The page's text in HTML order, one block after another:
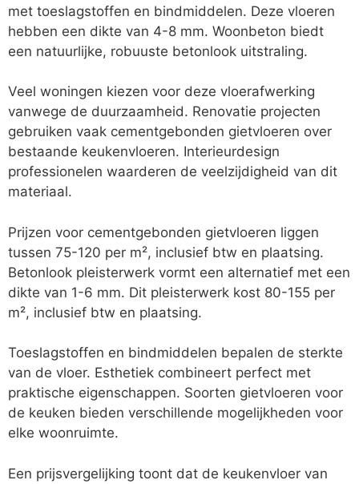
met toeslagstoffen en bindmiddelen. Deze vloeren
hebben een dikte van 4-8 mm. Woonbeton biedt
een natuurlijke, robuuste betonlook uitstraling.
Veel woningen kiezen voor deze vloerafwerking
vanwege de duurzaamheid. Renovatie projecten
gebruiken vaak cementgebonden gietvloeren over
bestaande keukenvloeren. Interieurdesign
professionelen waarderen de veelzijdigheid van dit
materiaal.
Prijzen voor cementgebonden gietvloeren liggen
tussen 75-120 per m², inclusief btw en plaatsing.
Betonlook pleisterwerk vormt een alternatief met een
dikte van 1-6 mm. Dit pleisterwerk kost 80-155 per
m², inclusief btw en plaatsing.
Toeslagstoffen en bindmiddelen bepalen de sterkte
van de vloer. Esthetiek combineert perfect met
praktische eigenschappen. Soorten gietvloeren voor
de keuken bieden verschillende mogelijkheden voor
elke woonruimte.
Een prijsvergelijking toont dat de keukenvloer van